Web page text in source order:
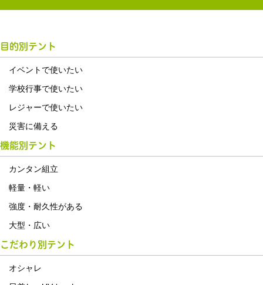
目的別テント
イベントで使いたい
学校行事で使いたい
レジャーで使いたい
災害に備える
機能別テント
カンタン組立
軽量・軽い
強度・耐久性がある
大型・広い
こだわり別テント
オシャレ